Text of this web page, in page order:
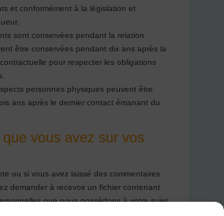
et conformément à la législation et
sont conservées pendant la relation
être conservées pendant dix ans après la
pour respecter les obligations
personnes physiques peuvent être
ans après le dernier contact émanant du
vous avez sur vos
ou si vous avez laissé des commentaires
demander à recevoir un fichier contenant
que nous possédons à votre sujet,